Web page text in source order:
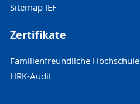
Sitemap IEF
Zertifikate
Familienfreundliche Hochschule
HRK-Audit